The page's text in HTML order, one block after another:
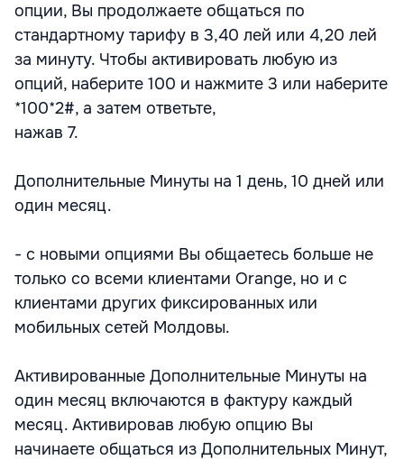
опции, Вы продолжаете общаться по
стандартному тарифу в 3,40 лей или 4,20 лей
за минуту. Чтобы активировать любую из
опций, наберите 100 и нажмите 3 или наберите
*100*2#, а затем ответьте,
нажав 7.
Дополнительные Минуты на 1 день, 10 дней или
один месяц.
- с новыми опциями Вы общаетесь больше не
только со всеми клиентами Orange, но и с
клиентами других фиксированных или
мобильных сетей Молдовы.
Активированные Дополнительные Минуты на
один месяц включаются в фактуру каждый
месяц. Активировав любую опцию Вы
начинаете общаться из Дополнительных Минут,